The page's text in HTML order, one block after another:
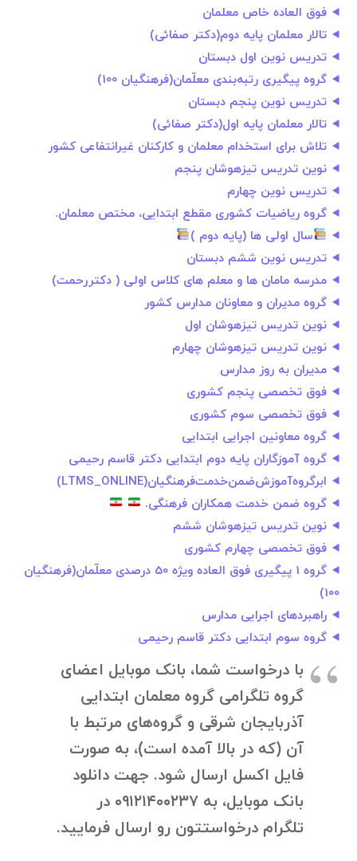
فوق العاده خاص معلمان
تالار معلمان پایه دوم(دکتر صفائی)
تدریس نوین اول دبستان
گروه پیگیری رتبه‌بندی معلّمان(فرهنگیان 100)
تدریس نوین پنجم دبستان
تالار معلمان پایه اول(دکتر صفائی)
تلاش برای استخدام معلمان و کارکنان غیرانتفاعی کشور
نوین تدریس تیزهوشان پنجم
تدریس نوین چهارم
گروه ریاضیات کشوری مقطع ابتدایی، مختص معلمان.
سال اولی ها (پایه دوم )
تدریس نوین ششم دبستان
مدرسه مامان ها و معلم های کلاس اولی ( دکتررحمت)
گروه مدیران و معاونان مدارس کشور
نوین تدریس تیزهوشان اول
نوین تدریس تیزهوشان چهارم
مدیران به روز مدارس
فوق تخصصی پنجم کشوری
فوق تخصصی سوم کشوری
گروه معاونین اجرایی ابتدایی
گروه آموزگاران پایه دوم ابتدایی دکتر قاسم رحیمی
ابرگروه‌آموزش‌ضمن‌خدمت‌فرهنگيان(LTMS_ONLINE)
گروه ضمن خدمت همکاران فرهنگی.
نوین تدریس تیزهوشان ششم
فوق تخصصی چهارم کشوری
گروه 1 پیگیری فوق العاده ویژه 50 درصدی معلّمان(فرهنگیان
100)
راهبردهای اجرایی مدارس
گروه سوم ابتدایی دکتر قاسم رحیمی
با درخواست شما، بانک موبایل اعضای
گروه تلگرامی گروه معلمان ابتدایی
آذربایجان شرقی و گروه‌های مرتبط با
آن (که در بالا آمده است)، به صورت
فایل اکسل ارسال شود. جهت دانلود
بانک موبایل، به ۰۹۱۲۱۴۰۰۲۳۷ در
تلگرام درخواستتون رو ارسال فرمایید.